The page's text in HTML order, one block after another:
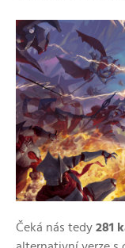
Čeká nás tedy 281